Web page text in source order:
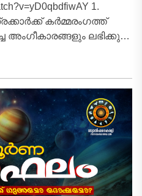
1.
കർമ്മരംഗത്ത്
അംഗീകാരങ്ങളും ലഭിക്കുന്ന
സാധിക്കും.